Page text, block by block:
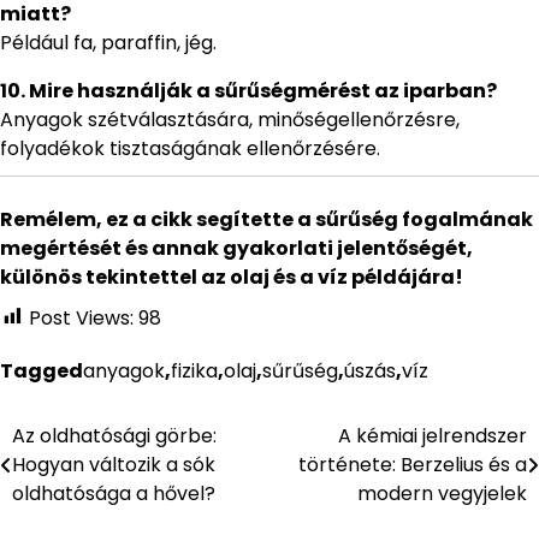
miatt?
Például fa, paraffin, jég.
10. Mire használják a sűrűségmérést az iparban?
Anyagok szétválasztására, minőségellenőrzésre,
folyadékok tisztaságának ellenőrzésére.
Remélem, ez a cikk segítette a sűrűség fogalmának
megértését és annak gyakorlati jelentőségét,
különös tekintettel az olaj és a víz példájára!
Post Views: 98
Taggedanyagok,fizika,olaj,sűrűség,úszás,víz
Bejegyzés
navigáció
Az oldhatósági görbe:
Hogyan változik a sók
oldhatósága a hővel?
A kémiai jelrendszer
története: Berzelius és a
modern vegyjelek